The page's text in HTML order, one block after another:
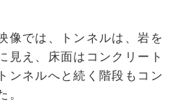
像では、トンネルは、岩を
見え、床面はコンクリート
ンネルへと続く階段もコン
。